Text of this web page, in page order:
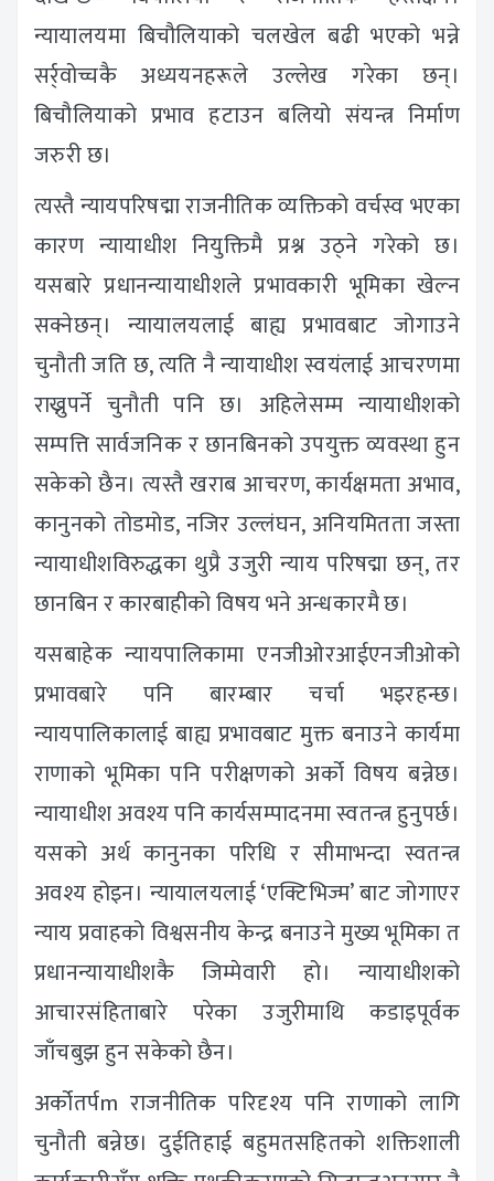
न्यायालयमा बिचौलियाको चलखेल बढी भएको भन्ने
सर्र्वोच्चकै अध्ययनहरूले उल्लेख गरेका छन्।
बिचौलियाको प्रभाव हटाउन बलियो संयन्त्र निर्माण
जरुरी छ।
त्यस्तै न्यायपरिषद्मा राजनीतिक व्यक्तिको वर्चस्व भएका
कारण न्यायाधीश नियुक्तिमै प्रश्न उठ्ने गरेको छ।
यसबारे प्रधानन्यायाधीशले प्रभावकारी भूमिका खेल्न
सक्नेछन्। न्यायालयलाई बाह्य प्रभावबाट जोगाउने
चुनौती जति छ, त्यति नै न्यायाधीश स्वयंलाई आचरणमा
राख्नुपर्ने चुनौती पनि छ। अहिलेसम्म न्यायाधीशको
सम्पत्ति सार्वजनिक र छानबिनको उपयुक्त व्यवस्था हुन
सकेको छैन। त्यस्तै खराब आचरण, कार्यक्षमता अभाव,
कानुनको तोडमोड, नजिर उल्लंघन, अनियमितता जस्ता
न्यायाधीशविरुद्धका थुप्रै उजुरी न्याय परिषद्मा छन्, तर
छानबिन र कारबाहीको विषय भने अन्धकारमै छ।
यसबाहेक न्यायपालिकामा एनजीओरआईएनजीओको
प्रभावबारे पनि बारम्बार चर्चा भइरहन्छ।
न्यायपालिकालाई बाह्य प्रभावबाट मुक्त बनाउने कार्यमा
राणाको भूमिका पनि परीक्षणको अर्को विषय बन्नेछ।
न्यायाधीश अवश्य पनि कार्यसम्पादनमा स्वतन्त्र हुनुपर्छ।
यसको अर्थ कानुनका परिधि र सीमाभन्दा स्वतन्त्र
अवश्य होइन। न्यायालयलाई ‘एक्टिभिज्म’ बाट जोगाएर
न्याय प्रवाहको विश्वसनीय केन्द्र बनाउने मुख्य भूमिका त
प्रधानन्यायाधीशकै जिम्मेवारी हो। न्यायाधीशको
आचारसंहिताबारे परेका उजुरीमाथि कडाइपूर्वक
जाँचबुझ हुन सकेको छैन।
अर्कोतर्पm राजनीतिक परिदृश्य पनि राणाको लागि
चुनौती बन्नेछ। दुईतिहाई बहुमतसहितको शक्तिशाली